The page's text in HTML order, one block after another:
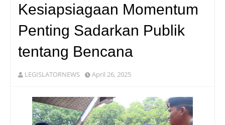
Kesiapsiagaan Momentum
Penting Sadarkan Publik
tentang Bencana
LEGISLATORNEWS April 26, 2025